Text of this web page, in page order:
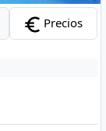
Precios